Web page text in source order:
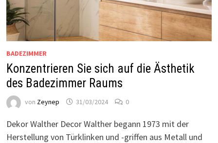
BADEZIMMER
Konzentrieren Sie sich auf die Ästhetik
des Badezimmer Raums
von Zeynep 31/03/2024 0
Dekor Walther Decor Walther begann 1973 mit der
Herstellung von Türklinken und -griffen aus Metall und